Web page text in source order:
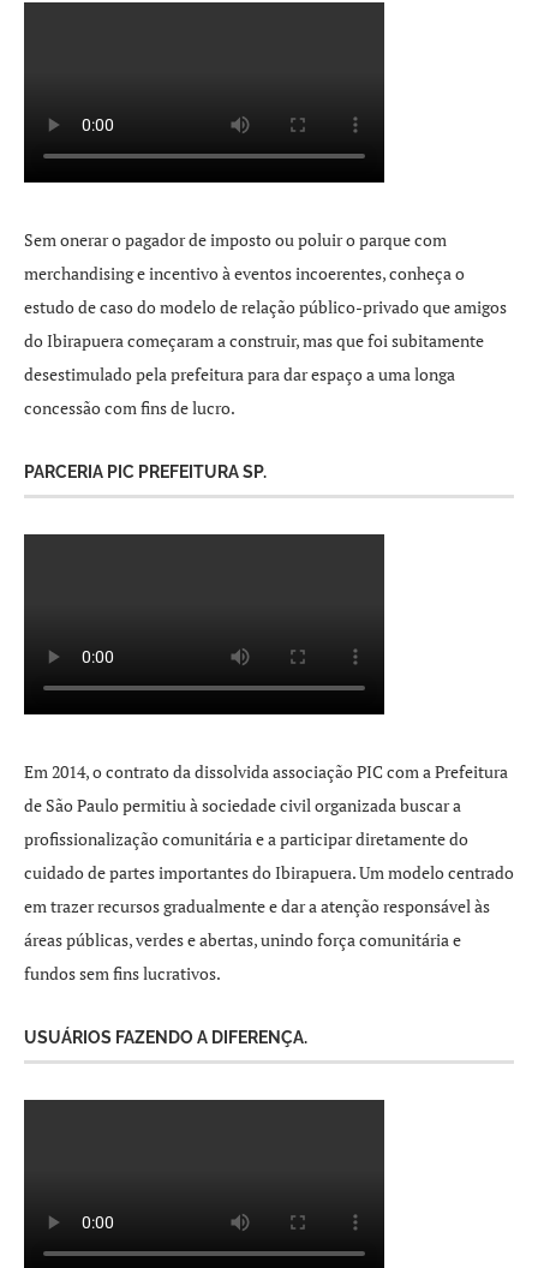
Sem onerar o pagador de imposto ou poluir o parque com
merchandising e incentivo à eventos incoerentes, conheça o
estudo de caso do modelo de relação público-privado que amigos
do Ibirapuera começaram a construir, mas que foi subitamente
desestimulado pela prefeitura para dar espaço a uma longa
concessão com fins de lucro.
PARCERIA PIC PREFEITURA SP.
Em 2014, o contrato da dissolvida associação PIC com a Prefeitura
de São Paulo permitiu à sociedade civil organizada buscar a
profissionalização comunitária e a participar diretamente do
cuidado de partes importantes do Ibirapuera. Um modelo centrado
em trazer recursos gradualmente e dar a atenção responsável às
áreas públicas, verdes e abertas, unindo força comunitária e
fundos sem fins lucrativos.
USUÁRIOS FAZENDO A DIFERENÇA.